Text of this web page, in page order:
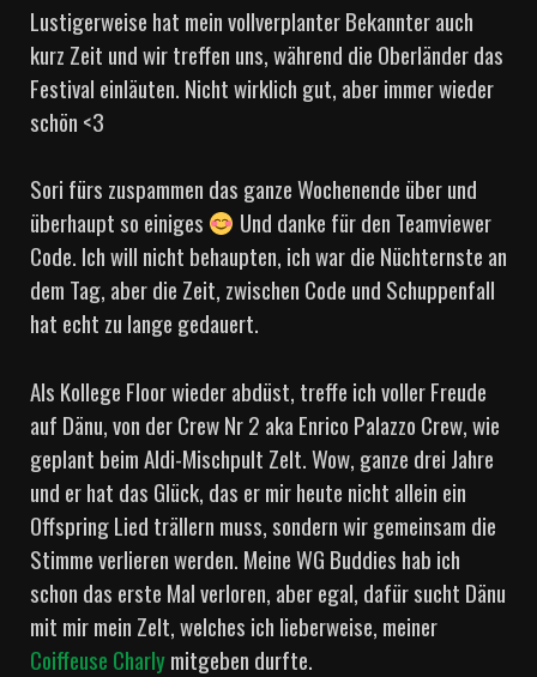
Lustigerweise hat mein vollverplanter Bekannter auch
kurz Zeit und wir treffen uns, während die Oberländer das
Festival einläuten. Nicht wirklich gut, aber immer wieder
schön <3
Sori fürs zuspammen das ganze Wochenende über und
überhaupt so einiges
Und danke für den Teamviewer
Code. Ich will nicht behaupten, ich war die Nüchternste an
dem Tag, aber die Zeit, zwischen Code und Schuppenfall
hat echt zu lange gedauert.
Als Kollege Floor wieder abdüst, treffe ich voller Freude
auf Dänu, von der Crew Nr 2 aka Enrico Palazzo Crew, wie
geplant beim Aldi-Mischpult Zelt. Wow, ganze drei Jahre
und er hat das Glück, das er mir heute nicht allein ein
Offspring Lied trällern muss, sondern wir gemeinsam die
Stimme verlieren werden. Meine WG Buddies hab ich
schon das erste Mal verloren, aber egal, dafür sucht Dänu
mit mir mein Zelt, welches ich lieberweise, meiner
Coiffeuse Charlymitgeben durfte.